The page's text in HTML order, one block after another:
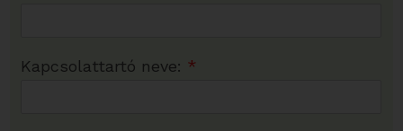
Kapcsolattartó neve: *